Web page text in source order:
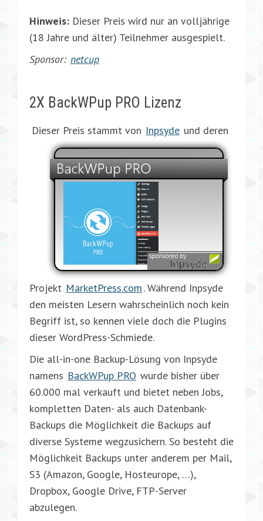
Hinweis: Dieser Preis wird nur an volljährige
(18 Jahre und älter) Teilnehmer ausgespielt.
Sponsor: netcup
2X BackWPup PRO Lizenz
Dieser Preis stammt von Inpsyde und deren
Projekt MarketPress.com. Während Inpsyde
den meisten Lesern wahrscheinlich noch kein
Begriff ist, so kennen viele doch die Plugins
dieser WordPress-Schmiede.
Die all-in-one Backup-Lösung von Inpsyde
namens BackWPup PRO wurde bisher über
60.000 mal verkauft und bietet neben Jobs,
kompletten Daten- als auch Datenbank-
Backups die Möglichkeit die Backups auf
diverse Systeme wegzusichern. So besteht die
Möglichkeit Backups unter anderem per Mail,
S3 (Amazon, Google, Hosteurope, …),
Dropbox, Google Drive, FTP-Server
abzulegen.